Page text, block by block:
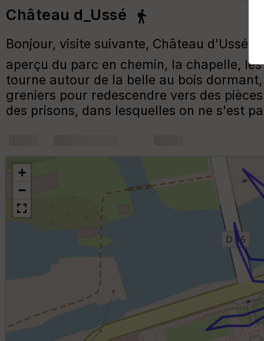
Château d_Ussé
Bonjour, visite suivante, Château d'Ussé,
aperçu du parc en chemin, la chapelle,
tourne autour de la belle au bois
greniers pour redescendre vers des
des prisons, dans lesquelles on ne s'est
+
−